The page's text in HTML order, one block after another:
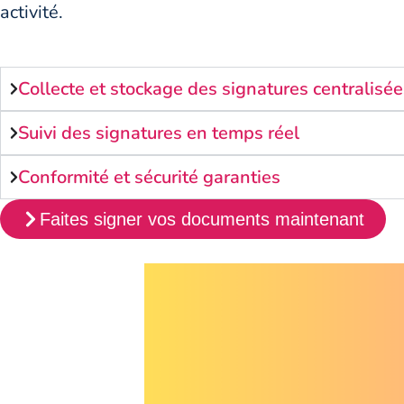
activité.
Collecte et stockage des signatures
Suivi des signatures en temps réel
Conformité et sécurité garanties
Faites signer vos documents maintenant